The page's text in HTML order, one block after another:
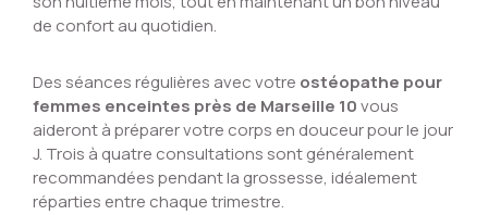
de confort au quotidien.
Des séances régulières avec votre ostéopathe pour
femmes enceintes près de Marseille 10vous
aideront à préparer votre corps en douceur pour le jour
J. Trois à quatre consultations sont généralement
recommandées pendant la grossesse, idéalement
réparties entre chaque trimestre.